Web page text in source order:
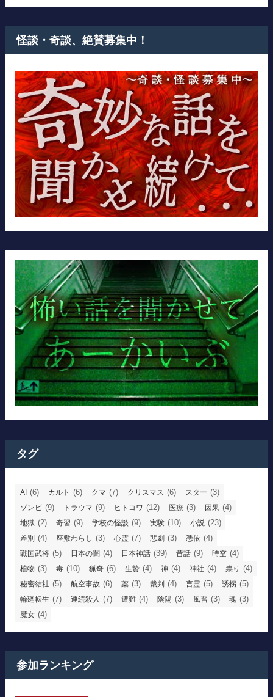
怪談・奇談、絶賛募集中！
タグ
AI (6) カルト (6) クマ (7) クリスマス (6) スター (3)
ゾンビ (9) トラウマ (9) ヒトコワ (12) 医療 (3) 因果 (4)
地獄 (2) 奇習 (9) 学校の怪談 (9) 実験 (10) 小説 (23)
差別 (4) 座敷わらし (3) 心霊 (7) 悲劇 (3) 憑依 (4)
戦国武将 (5) 日本の闇 (4) 日本神話 (39) 昔話 (9) 時空 (4)
植物 (3) 毒 (10) 猟奇 (6) 生贄 (4) 神 (4) 神社 (4) 祟り (4)
秘密結社 (5) 航空事故 (6) 薬 (3) 裁判 (4) 言霊 (5) 誘拐 (5)
輪廻転生 (7) 連続殺人 (7) 遭難 (4) 陰陽 (3) 風習 (3) 魂 (3)
魔女 (4)
参加ランキング